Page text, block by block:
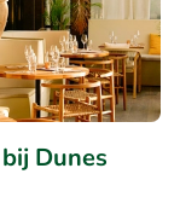
Dunes